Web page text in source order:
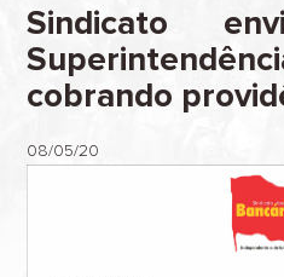
Sindicato
cobrando
08/05/20